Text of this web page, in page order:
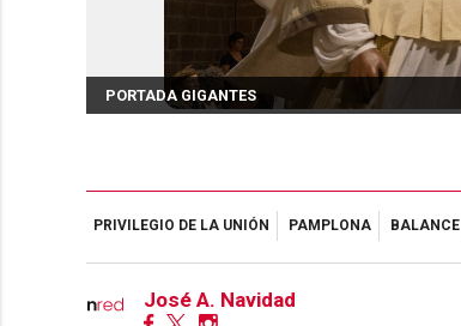
PORTADA GIGANTES
PRIVILEGIO DE LA UNIÓN PAMPLONA BALANCE
José A. Navidad